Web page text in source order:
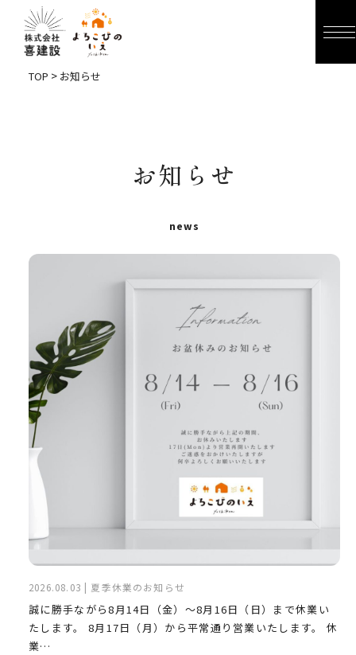
TOP > お知らせ
お知らせ
news
2026.08.03 | 夏季休業のお知らせ
誠に勝手ながら8月14日（金）～8月16日（日）まで休業い
たします。 8月17日（月）から平常通り営業いたします。 休
業…